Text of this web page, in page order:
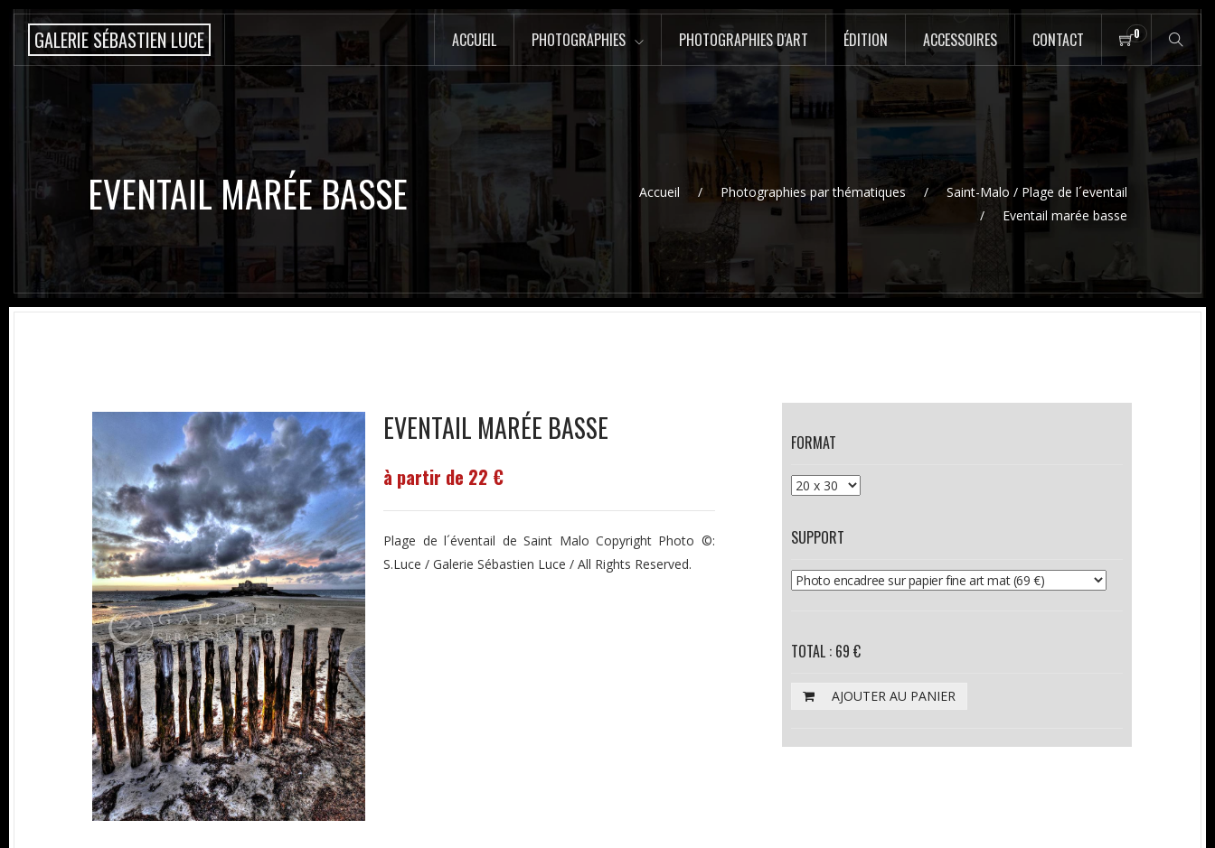
GALERIE SÉBASTIEN LUCE ACCUEIL PHOTOGRAPHIES PHOTOGRAPHIES D'ART ÉDITION ACCESSOIRES CONTACT 0
EVENTAIL MARÉE BASSE Accueil Photographies par thématiques
Saint-Malo / Plage de l´eventail
Eventail marée basse
EVENTAIL MARÉE BASSE
à partir de 22 €
Plage de l´éventail de Saint Malo Copyright Photo ©:
S.Luce / Galerie Sébastien Luce / All Rights Reserved.
FORMAT
SUPPORT
TOTAL : 69 €
AJOUTER AU PANIER